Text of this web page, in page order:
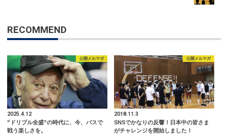
RECOMMEND
公開メルマガ
2025.4.12
”ドリブル全盛”の時代に、今、パスで
戦う楽しさを。
公開メルマガ
2018.11.3
SNSでかなりの反響！日本中の皆さま
がチャレンジを開始しました！